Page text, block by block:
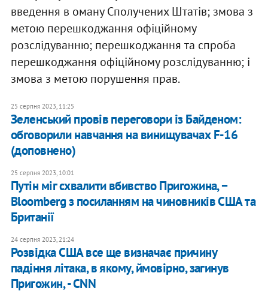
введення в оману Сполучених Штатів; змова з
метою перешкоджання офіційному
розслідуванню; перешкоджання та спроба
перешкоджання офіційному розслідуванню; і
змова з метою порушення прав.
25 серпня 2023, 11:25
Зеленський провів переговори із Байденом:
обговорили навчання на винищувачах F-16
(доповнено)
25 серпня 2023, 10:01
Путін міг схвалити вбивство Пригожина, −
Bloomberg з посиланням на чиновників США та
Британії
24 серпня 2023, 21:24
Розвідка США все ще визначає причину
падіння літака, в якому, ймовірно, загинув
Пригожин, - CNN